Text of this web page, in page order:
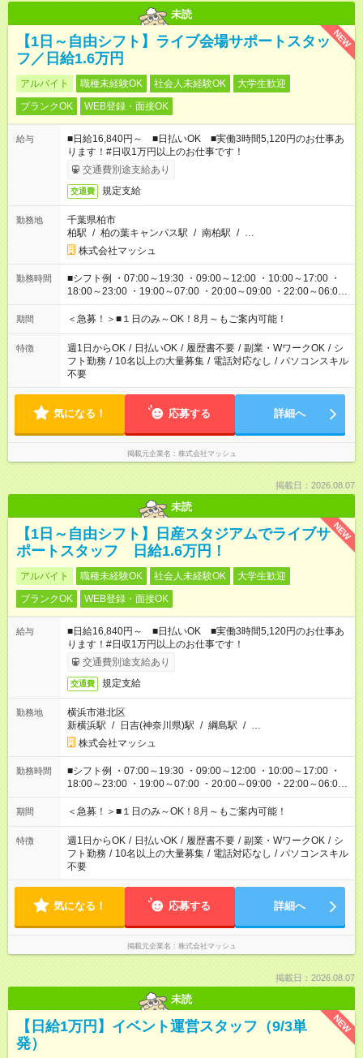
未読
NEW
【1日～自由シフト】ライブ会場サポートスタッ
フ／日給1.6万円
アルバイト 職種未経験OK 社会人未経験OK
大学生歓迎
ブランクOK
WEB登録・面接OK
給与
■日給16,840円～ ■日払いOK ■実働3時間5,120円のお仕事あ
ります！#日収1万円以上のお仕事です！
交通費別途支給あり
交通費 規定支給
勤務地
千葉県柏市
柏駅 / 柏の葉キャンパス駅 / 南柏駅 / …
株式会社マッシュ
勤務時間
■シフト例 ・07:00～19:30 ・09:00～12:00 ・10:00～17:00 ・
18:00～23:00 ・19:00～07:00 ・20:00～09:00 ・22:00～06:00
etc ★最短で3時間で5,120円のお仕事から 15時間で2万円近く稼
げるお仕事も！ ご希望のお時間に合わせてご紹介！ ※シフトは
ください！
期間 ＜急募！＞■１日のみ～OK！8月～もご案内可能！
特徴 週1日からOK / 日払いOK / 履歴書不要 / 副業・WワークOK / シ
フト勤務 / 10名以上の大量募集 / 電話対応なし / パソコンスキル
不要
気になる！ 応募する 詳細へ
掲載元企業名 株式会社マッシュ
掲載日：2026.08.07
未読
NEW
【1日～自由シフト】日産スタジアムでライブサ
ポートスタッフ 日給1.6万円！
アルバイト 職種未経験OK 社会人未経験OK
大学生歓迎
ブランクOK
WEB登録・面接OK
給与
■日給16,840円～ ■日払いOK ■実働3時間5,120円のお仕事あ
ります！#日収1万円以上のお仕事です！
交通費別途支給あり
交通費 規定支給
勤務地
横浜市港北区
新横浜駅 / 日吉(神奈川県)駅 / 綱島駅 / …
株式会社マッシュ
勤務時間
■シフト例 ・07:00～19:30 ・09:00～12:00 ・10:00～17:00 ・
18:00～23:00 ・19:00～07:00 ・20:00～09:00 ・22:00～06:00
etc ★最短で3時間で5,120円のお仕事から 15時間で2万円近く稼
げるお仕事も！ ご希望のお時間に合わせてご紹介！ ※シフトは
ください！
期間 ＜急募！＞■１日のみ～OK！8月～もご案内可能！
特徴 週1日からOK / 日払いOK / 履歴書不要 / 副業・WワークOK / シ
フト勤務 / 10名以上の大量募集 / 電話対応なし / パソコンスキル
不要
気になる！ 応募する 詳細へ
掲載元企業名 株式会社マッシュ
掲載日：2026.08.07
未読
NEW
【日給1万円】イベント運営スタッフ（9/3単
発）